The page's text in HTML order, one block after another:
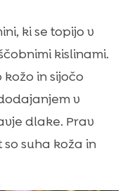
ki se topijo v
kislinami.
in sijočo
v
dlake. Prav
suha koža in